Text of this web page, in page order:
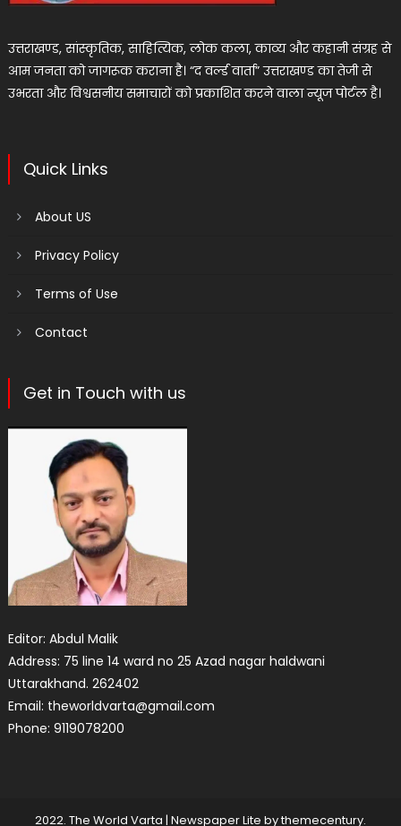
उत्तराखण्ड, सांस्कृतिक, साहित्यिक, लोक कला, काव्य और कहानी संग्रह से
आम जनता को जागरूक कराना है। “द वर्ल्ड वार्ता” उत्तराखण्ड का तेजी से
उभरता और विश्वसनीय समाचारों को प्रकाशित करने वाला न्यूज पोर्टल है।
Quick Links
About US
Privacy Policy
Terms of Use
Contact
Get in Touch with us
Editor: Abdul Malik
Address: 75 line 14 ward no 25 Azad nagar haldwani
Uttarakhand. 262402
Email: theworldvarta@gmail.com
Phone: 9119078200
2022. The World Varta | Newspaper Lite bythemecentury.